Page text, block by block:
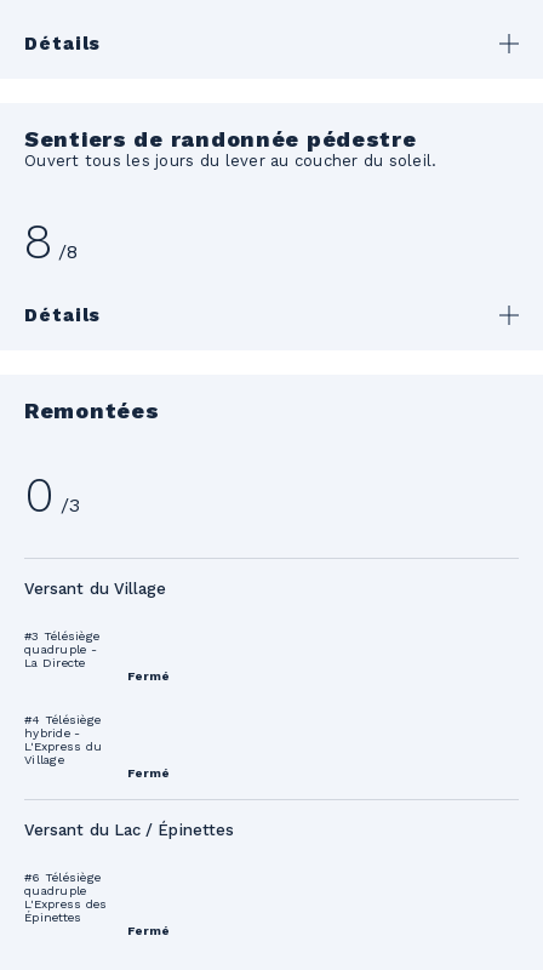
Détails
Sentiers de randonnée pédestre
Ouvert tous les jours du lever au coucher du soleil.
8 /8
Détails
Remontées
0 /3
Versant du Village
#3 Télésiège
quadruple -
La Directe
Fermé
#4 Télésiège
hybride -
L'Express du
Village
Fermé
Versant du Lac / Épinettes
#6 Télésiège
quadruple
L'Express des
Épinettes
Fermé